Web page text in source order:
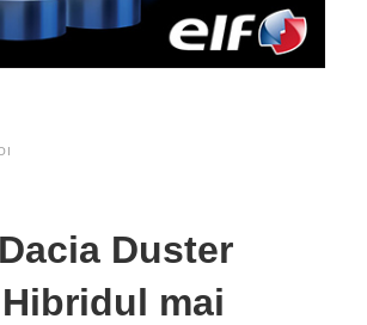
Duster
mai